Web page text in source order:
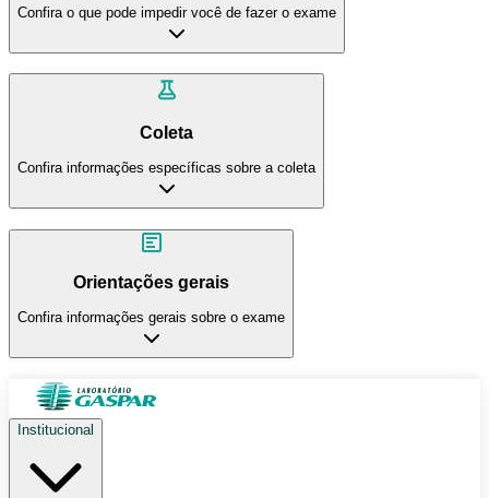
Confira o que pode impedir você de fazer o exame
Coleta
Confira informações específicas sobre a coleta
Orientações gerais
Confira informações gerais sobre o exame
Institucional